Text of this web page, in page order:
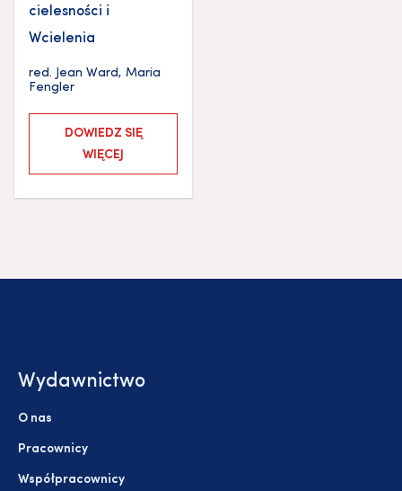
cielesności i
Wcielenia
red. Jean Ward, Maria
Fengler
DOWIEDZ SIĘ
WIĘCEJ
Wydawnictwo
O nas
Pracownicy
Współpracownicy